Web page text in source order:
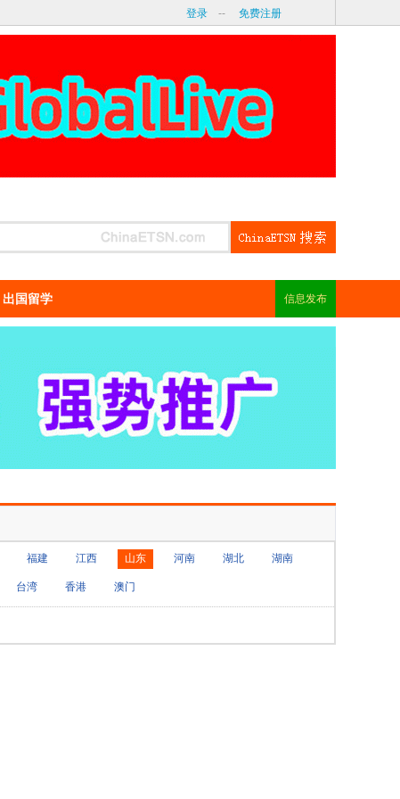
登录 -- 免费注册
出国留学 信息发布
福建 江西 山东 河南 湖北 湖南
台湾 香港 澳门